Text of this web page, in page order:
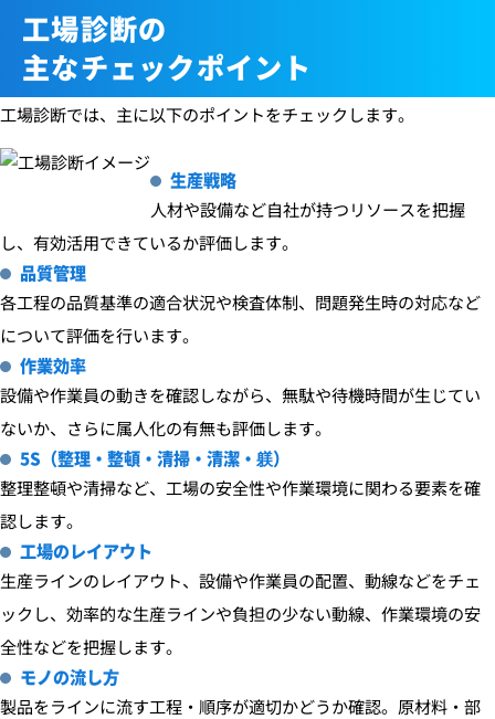
工場診断の
主なチェックポイント
工場診断では、主に以下のポイントをチェックします。
生産戦略
人材や設備など自社が持つリソースを把握
し、有効活用できているか評価します。
品質管理
各工程の品質基準の適合状況や検査体制、問題発生時の対応など
について評価を行います。
作業効率
設備や作業員の動きを確認しながら、無駄や待機時間が生じてい
ないか、さらに属人化の有無も評価します。
5S（整理・整頓・清掃・清潔・躾）
整理整頓や清掃など、工場の安全性や作業環境に関わる要素を確
認します。
工場のレイアウト
生産ラインのレイアウト、設備や作業員の配置、動線などをチェ
ックし、効率的な生産ラインや負担の少ない動線、作業環境の安
全性などを把握します。
モノの流し方
製品をラインに流す工程・順序が適切かどうか確認。原材料・部